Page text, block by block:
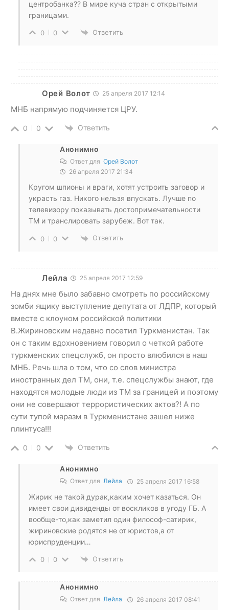
центробанка?? В мире куча стран с открытыми
границами.
0 0 Ответить
Орей Волот 25 апреля 2017 12:14
МНБ напрямую подчиняется ЦРУ.
0 0 Ответить
Анонимно
Ответ для Орей Волот
26 апреля 2017 21:34
Кругом шпионы и враги, хотят устроить заговор и
украсть газ. Никого нельзя впускать. Лучше по
телевизору показывать достопримечательности
ТМ и транслировать зарубеж. Вот так.
0 0 Ответить
Лейла 25 апреля 2017 12:59
На днях мне было забавно смотреть по российскому
зомби ящику выступление депутата от ЛДПР, который
вместе с клоуном российской политики
В.Жириновским недавно посетил Туркменистан. Так
он с таким вдохновением говорил о четкой работе
туркменских спецслужб, он просто влюбился в наш
МНБ. Речь шла о том, что со слов министра
иностранных дел ТМ, они, т.е. спецслужбы знают, где
находятся молодые люди из ТМ за границей и поэтому
они не совершают террористических актов?! А по
сути тупой маразм в Туркменистане зашел ниже
плинтуса!!!
0 0 Ответить
Анонимно
Ответ для Лейла 25 апреля 2017 16:58
Жирик не такой дурак,каким хочет казаться. Он
имеет свои дивиденды от воскликов в угоду ГБ. А
вообще-то,как заметил один философ-сатирик,
жириновские родятся не от юристов,а от
юриспруденции…
0 0 Ответить
Анонимно
Ответ для Лейла 26 апреля 2017 08:41